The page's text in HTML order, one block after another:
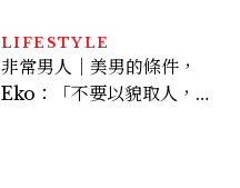
LIFESTYLE
非常男人｜美男的條件，
Eko：「不要以貌取人，內